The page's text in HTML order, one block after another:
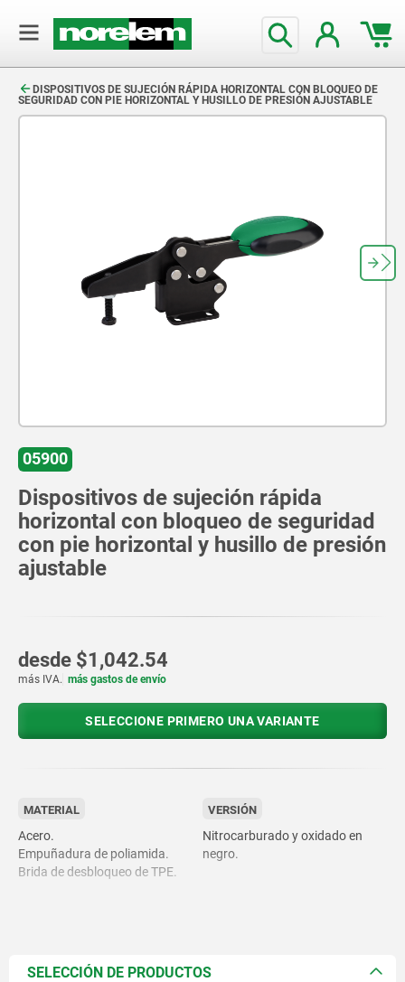
DISPOSITIVOS DE SUJECIÓN RÁPIDA HORIZONTAL CON BLOQUEO DE
SEGURIDAD CON PIE HORIZONTAL Y HUSILLO DE PRESIÓN AJUSTABLE
05900
Dispositivos de sujeción rápida
horizontal con bloqueo de seguridad
con pie horizontal y husillo de presión
ajustable
desde $1,042.54
más IVA. más gastos de envío
SELECCIONE PRIMERO UNA VARIANTE
MATERIAL
Acero.
Empuñadura de poliamida.
Brida de desbloqueo de TPE.
VERSIÓN
Nitrocarburado y oxidado en
negro.
SELECCIÓN DE PRODUCTOS